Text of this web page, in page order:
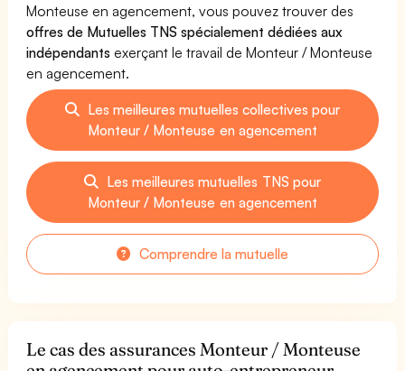
Monteuse en agencement, vous pouvez trouver des
offres de Mutuelles TNS spécialement dédiées aux
indépendants exerçant le travail de Monteur / Monteuse
en agencement.
Les meilleures mutuelles collectives pour
Monteur / Monteuse en agencement
Les meilleures mutuelles TNS pour
Monteur / Monteuse en agencement
Comprendre la mutuelle
Le cas des assurances Monteur / Monteuse